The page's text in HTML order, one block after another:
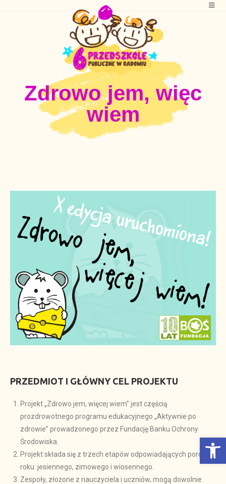
Otwórz Pasek narzędzi
Zdrowo jem, więc
wiem
PRZEDMIOT I GŁÓWNY CEL PROJEKTU
Projekt „Zdrowo jem, więcej wiem” jest częścią
prozdrowotnego programu edukacyjnego „Aktywnie po
zdrowie” prowadzonego przez Fundację Banku Ochrony
Środowiska.
Projekt składa się z trzech etapów odpowiadających porom
roku: jesiennego, zimowego i wiosennego.
Zespoły, złożone z nauczyciela i uczniów, mogą dowolnie